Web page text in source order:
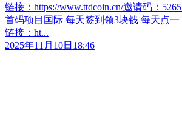
链接：https://www.ttdcoin.cn/邀请码：
首码项目国际 每天签到领3块钱 每天点
链接：ht...
2025年11月10日18:46